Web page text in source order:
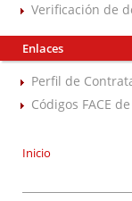
Verificación de
Enlaces
Perfil de
Códigos FACE de
Inicio